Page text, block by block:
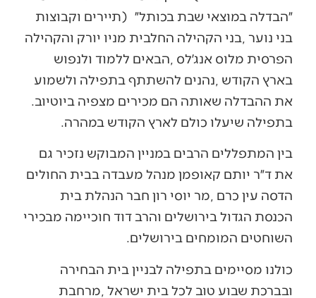
‬״הבדלה‭ ‬במוצאי‭ ‬שבת‭ ‬בכותל״‭)
‬את‭ ‬ההבדלה‭ ‬שאותה‭ ‬הם‭ ‬מכירים‭ ‬מצפיה‭ ‬ביוטיוב‭.
‬בתפילה‭ ‬שיעלו‭ ‬כולם‭ ‬לארץ‭ ‬הקודש‭ ‬במהרה‭.‬
‬השוחטים‭ ‬המומחים‭ ‬בירושלים‭.‬